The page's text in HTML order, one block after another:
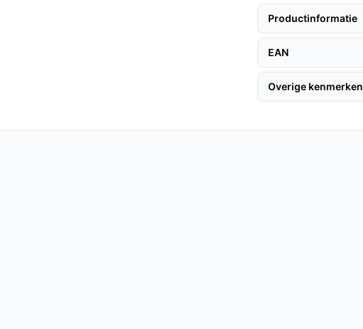
voldoende ruimte is rondom de spa.
en de levensduur van de spa te
in.
de spa stevig en duurzaam is.
Productinformatie
EAN
Overige kenmerken